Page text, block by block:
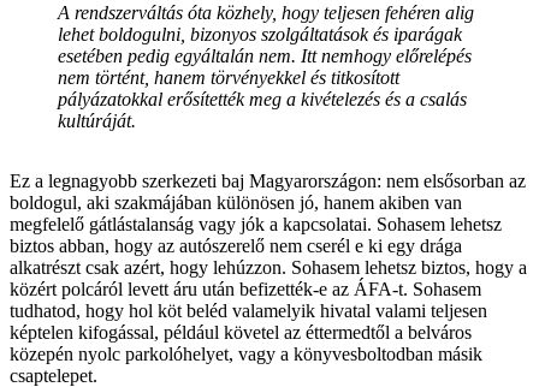
A rendszerváltás óta közhely, hogy teljesen fehéren alig
lehet boldogulni, bizonyos szolgáltatások és iparágak
esetében pedig egyáltalán nem. Itt nemhogy előrelépés
nem történt, hanem törvényekkel és titkosított
pályázatokkal erősítették meg a kivételezés és a csalás
kultúráját.
Ez a legnagyobb szerkezeti baj Magyarországon: nem elsősorban az
boldogul, aki szakmájában különösen jó, hanem akiben van
megfelelő gátlástalanság vagy jók a kapcsolatai. Sohasem lehetsz
biztos abban, hogy az autószerelő nem cserél e ki egy drága
alkatrészt csak azért, hogy lehúzzon. Sohasem lehetsz biztos, hogy a
közért polcáról levett áru után befizették-e az ÁFA-t. Sohasem
tudhatod, hogy hol köt beléd valamelyik hivatal valami teljesen
képtelen kifogással, például követel az éttermedtől a belváros
közepén nyolc parkolóhelyet, vagy a könyvesboltodban másik
csaptelepet.